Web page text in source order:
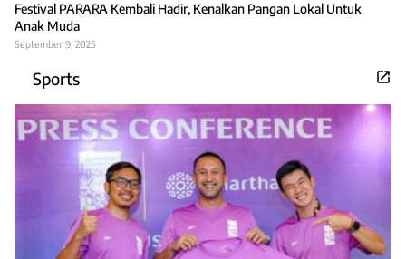
Festival PARARA Kembali Hadir, Kenalkan Pangan Lokal Untuk
Anak Muda
September 9, 2025
Sports